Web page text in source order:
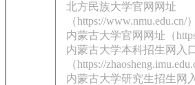
北方民族大学官网网址
（https://www.nmu.edu.cn/）
内蒙古大学官网网址（
内蒙古大学本科招生网入
（https://
内蒙古大学研究生招生网